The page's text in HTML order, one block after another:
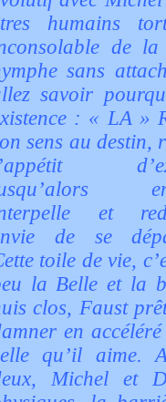
humains
de
sans
savoir
: « LA »
sens au destin,
et
de se
toile de vie,
la Belle et la
clos, Faust
en
qu’il aime.
Michel et